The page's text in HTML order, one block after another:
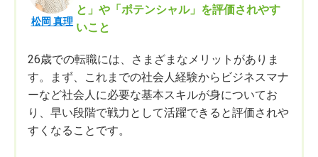
松岡 真理
と」や「ポテンシャル」を評価されやす
いこと
26歳での転職には、さまざまなメリットがありま
す。まず、これまでの社会人経験からビジネスマナ
ーなど社会人に必要な基本スキルが身についてお
り、早い段階で戦力として活躍できると評価されや
すくなることです。